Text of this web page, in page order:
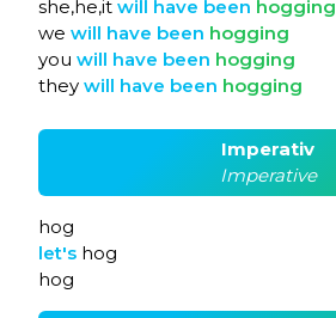
she,he,it will have been hogging
we will have been hogging
you will have been hogging
they will have been hogging
Imperativ
Imperative
hog
let's hog
hog